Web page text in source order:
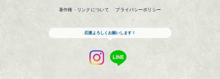
著作権・リンクについて プライバシーポリシー
応援よろしくお願いします！